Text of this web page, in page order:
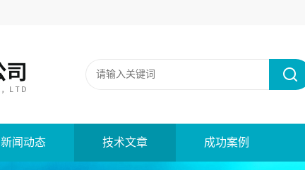
新闻动态 技术文章 成功案例